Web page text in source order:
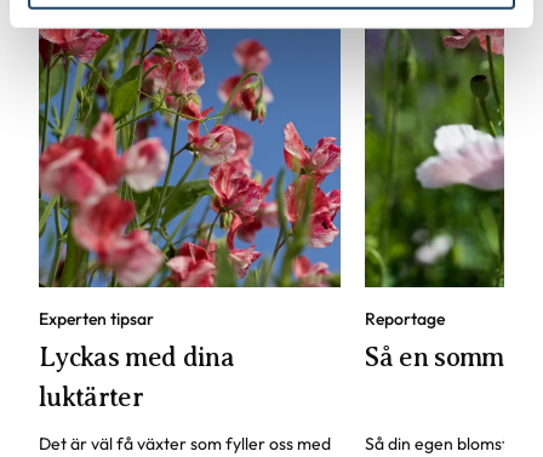
Experten tipsar
Lyckas med dina
luktärter
Det är väl få växter som fyller oss med
Reportage
Så en
Så din egen